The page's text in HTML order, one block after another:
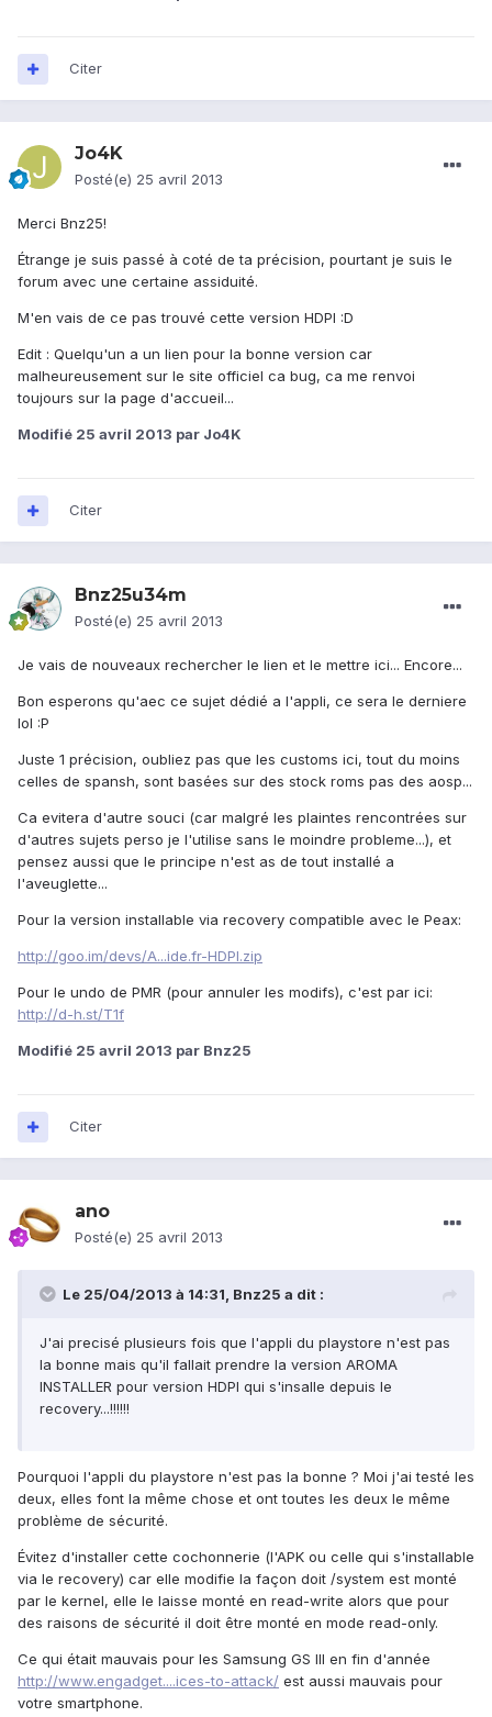
Citer
Jo4K
Posté(e) 25 avril 2013
Merci Bnz25!
Étrange je suis passé à coté de ta précision, pourtant je suis le
forum avec une certaine assiduité.
M'en vais de ce pas trouvé cette version HDPI :D
Edit : Quelqu'un a un lien pour la bonne version car
malheureusement sur le site officiel ca bug, ca me renvoi
toujours sur la page d'accueil...
Modifié 25 avril 2013 par Jo4K
Citer
Bnz25u34m
Posté(e) 25 avril 2013
Je vais de nouveaux rechercher le lien et le mettre ici... Encore...
Bon esperons qu'aec ce sujet dédié a l'appli, ce sera le derniere
lol :P
Juste 1 précision, oubliez pas que les customs ici, tout du moins
celles de spansh, sont basées sur des stock roms pas des aosp...
Ca evitera d'autre souci (car malgré les plaintes rencontrées sur
d'autres sujets perso je l'utilise sans le moindre probleme...), et
pensez aussi que le principe n'est as de tout installé a
l'aveuglette...
Pour la version installable via recovery compatible avec le Peax:
http://goo.im/devs/A...ide.fr-HDPI.zip
Pour le undo de PMR (pour annuler les modifs), c'est par ici:
http://d-h.st/T1f
Modifié 25 avril 2013 par Bnz25
Citer
ano
Posté(e) 25 avril 2013
Le 25/04/2013 à 14:31, Bnz25 a dit :
J'ai precisé plusieurs fois que l'appli du playstore n'est pas
la bonne mais qu'il fallait prendre la version AROMA
INSTALLER pour version HDPI qui s'insalle depuis le
recovery...!!!!!!
Pourquoi l'appli du playstore n'est pas la bonne ? Moi j'ai testé les
deux, elles font la même chose et ont toutes les deux le même
problème de sécurité.
Évitez d'installer cette cochonnerie (l'APK ou celle qui s'installable
via le recovery) car elle modifie la façon doit /system est monté
par le kernel, elle le laisse monté en read-write alors que pour
des raisons de sécurité il doit être monté en mode read-only.
Ce qui était mauvais pour les Samsung GS III en fin d'année
http://www.engadget....ices-to-attack/ est aussi mauvais pour
votre smartphone.